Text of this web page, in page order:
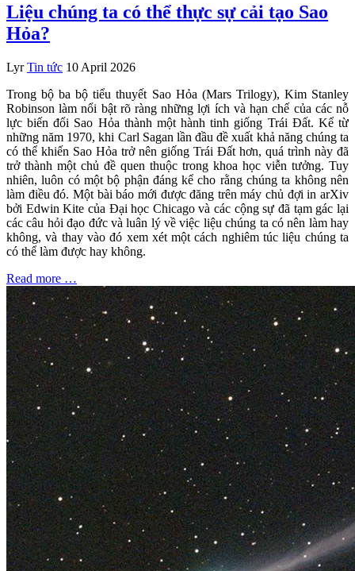
Liệu chúng ta có thể thực sự cải tạo Sao
Hỏa?
Lyr Tin tức 10 April 2026
Trong bộ ba bộ tiểu thuyết Sao Hỏa (Mars Trilogy), Kim Stanley
Robinson làm nổi bật rõ ràng những lợi ích và hạn chế của các nỗ
lực biến đổi Sao Hỏa thành một hành tinh giống Trái Đất. Kể từ
những năm 1970, khi Carl Sagan lần đầu đề xuất khả năng chúng ta
có thể khiến Sao Hỏa trở nên giống Trái Đất hơn, quá trình này đã
trở thành một chủ đề quen thuộc trong khoa học viễn tưởng. Tuy
nhiên, luôn có một bộ phận đáng kể cho rằng chúng ta không nên
làm điều đó. Một bài báo mới được đăng trên máy chủ đợi in arXiv
bởi Edwin Kite của Đại học Chicago và các cộng sự đã tạm gác lại
các câu hỏi đạo đức và luân lý về việc liệu chúng ta có nên làm hay
không, và thay vào đó xem xét một cách nghiêm túc liệu chúng ta
có thể làm được hay không.
Read more …